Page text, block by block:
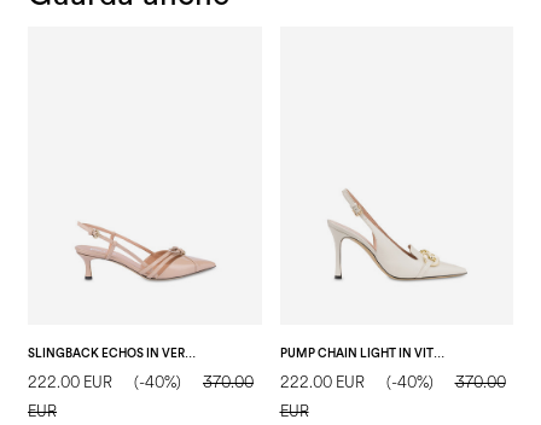
SLINGBACK ECHOS IN VERNICE NUDE
222.00 EUR (-40%)
370.00
EUR
PUMP CHAIN LIGHT IN VITELLO CRISTALLO
222.00 EUR (-40%)
370.00
EUR